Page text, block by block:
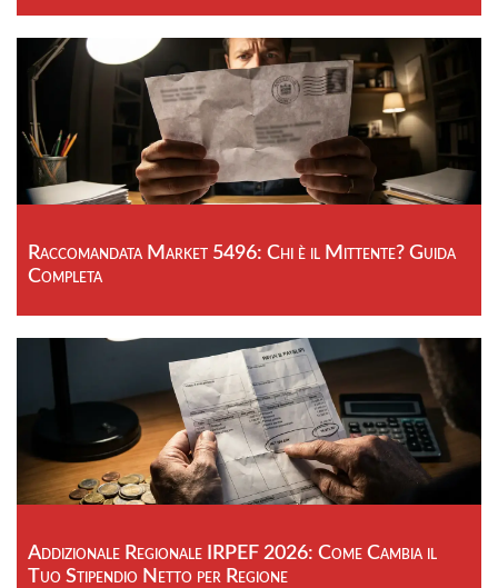
Raccomandata Market 5496: Chi è il Mittente? Guida
Completa
Addizionale Regionale IRPEF 2026: Come Cambia il
Tuo Stipendio Netto per Regione